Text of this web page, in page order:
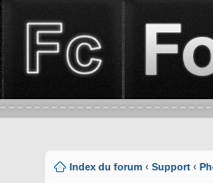
Index du forum ‹ Support ‹